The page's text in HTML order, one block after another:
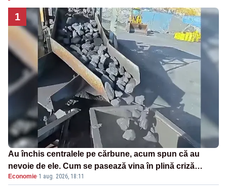
1
Au închis centralele pe cărbune, acum spun că au
nevoie de ele. Cum se pasează vina în plină criză
energetică
Economie·1 aug. 2026, 18:11